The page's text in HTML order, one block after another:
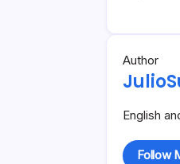
Author
English
Follow